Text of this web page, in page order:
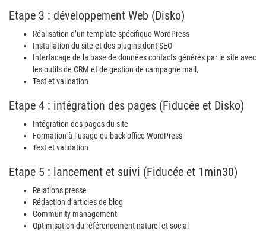
Etape 3 : développement Web (Disko)
Réalisation d’un template spécifique WordPress
Installation du site et des plugins dont SEO
Interfacage de la base de données contacts générés par le site avec
les outils de CRM et de gestion de campagne mail,
Test et validation
Etape 4 : intégration des pages (Fiducée et Disko)
Intégration des pages du site
Formation à l’usage du back-office WordPress
Test et validation
Etape 5 : lancement et suivi (Fiducée et 1min30)
Relations presse
Rédaction d’articles de blog
Community management
Optimisation du référencement naturel et social